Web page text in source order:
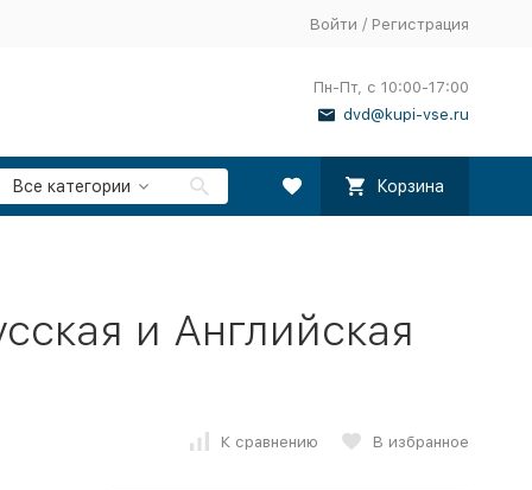
Войти / Регистрация
Пн-Пт, с 10:00-17:00
dvd@kupi-vse.ru
Все категории Корзина
и Английская
К сравнению В избранное